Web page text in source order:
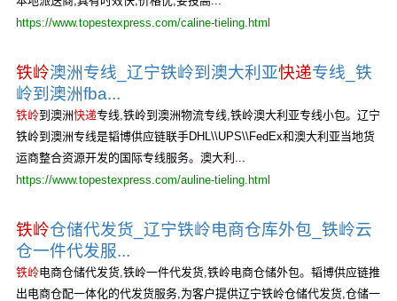
https://www.topestexpress.com/caline-tieling.html
铁岭澳洲专线_辽宁铁岭到澳大利亚快递专线_铁
岭到澳洲fba...
铁岭到澳洲快递专线,铁岭到澳洲物流专线,铁岭澳大利亚专线小包。辽宁
铁岭到澳洲专线是韬博供应链联手DHL\\UPS\\FedEx和澳大利亚当地货
运商整合资源开发的国际专线服务。澳大利...
https://www.topestexpress.com/auline-tieling.html
铁岭仓储代发货_辽宁铁岭电商仓库外包_铁岭云
仓一件代发服...
铁岭电商仓储代发货,铁岭一件代发货,铁岭电商仓储外包。韬博供应链推
出电商仓配一体化的代发货服务,为客户提供辽宁铁岭仓储代发货,仓储一